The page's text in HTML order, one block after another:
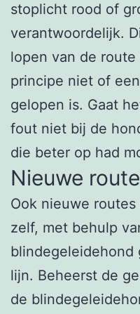
stoplicht rood of
verantwoordelijk.
lopen van de
principe niet of
gelopen is. Gaat
fout niet bij de
die beter op had
Nieuwe
Ook nieuwe
zelf, met behulp
blindegeleidehond
lijn. Beheerst de
de